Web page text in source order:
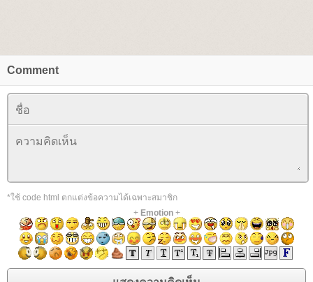
Comment
*ใช้ code html ตกแต่งข้อความได้เฉพาะสมาชิก
+ Emotion+